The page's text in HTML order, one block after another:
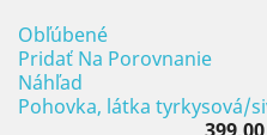
Obľúbené
Pridať Na Porovnanie
Náhľad
Pohovka, látka tyrkysová/